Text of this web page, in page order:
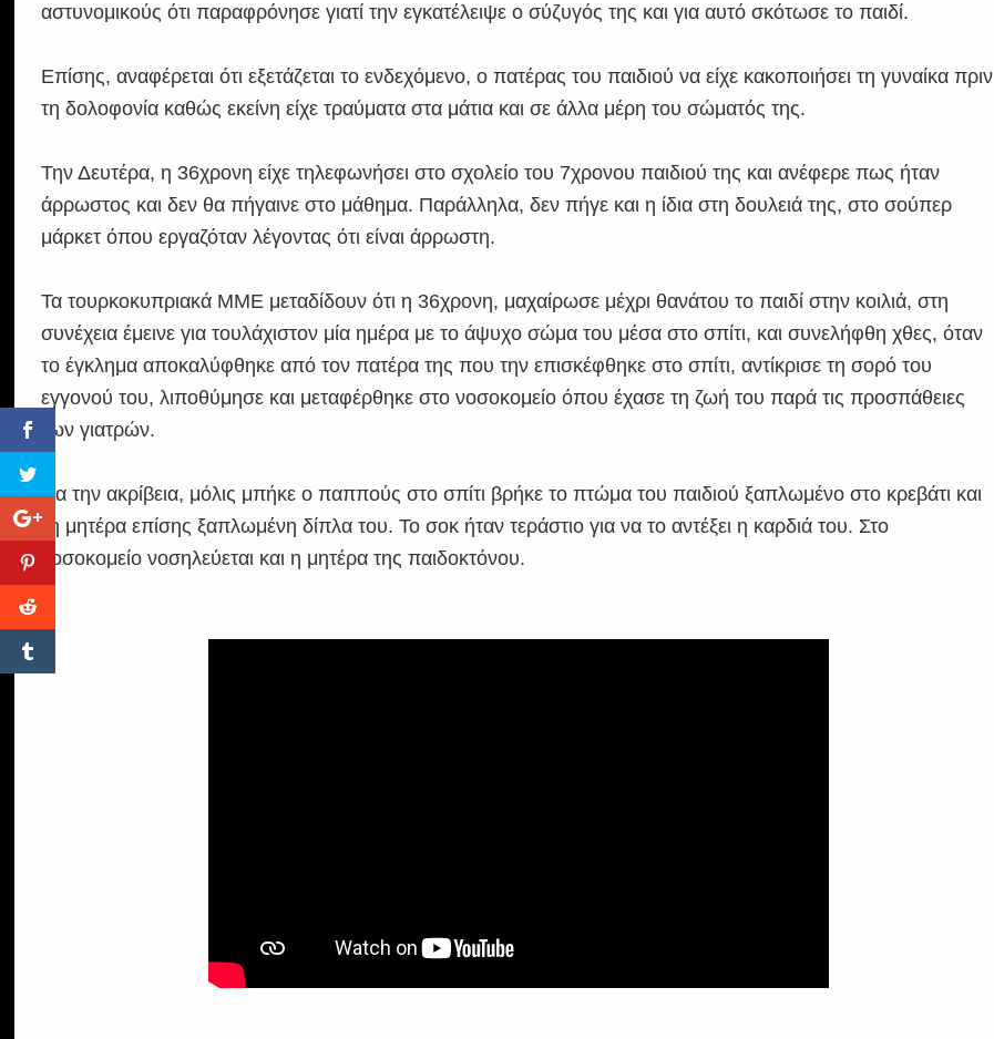
αστυνομικούς ότι παραφρόνησε γιατί την εγκατέλειψε ο σύζυγός της και για αυτό σκότωσε το παιδί.
Επίσης, αναφέρεται ότι εξετάζεται το ενδεχόμενο, ο πατέρας του παιδιού να είχε κακοποιήσει τη γυναίκα πριν
τη δολοφονία καθώς εκείνη είχε τραύματα στα μάτια και σε άλλα μέρη του σώματός της.
Την Δευτέρα, η 36χρονη είχε τηλεφωνήσει στο σχολείο του 7χρονου παιδιού της και ανέφερε πως ήταν
άρρωστος και δεν θα πήγαινε στο μάθημα. Παράλληλα, δεν πήγε και η ίδια στη δουλειά της, στο σούπερ
μάρκετ όπου εργαζόταν λέγοντας ότι είναι άρρωστη.
Τα τουρκοκυπριακά ΜΜΕ μεταδίδουν ότι η 36χρονη, μαχαίρωσε μέχρι θανάτου το παιδί στην κοιλιά, στη
συνέχεια έμεινε για τουλάχιστον μία ημέρα με το άψυχο σώμα του μέσα στο σπίτι, και συνελήφθη χθες, όταν
το έγκλημα αποκαλύφθηκε από τον πατέρα της που την επισκέφθηκε στο σπίτι, αντίκρισε τη σορό του
εγγονού του, λιποθύμησε και μεταφέρθηκε στο νοσοκομείο όπου έχασε τη ζωή του παρά τις προσπάθειες
των γιατρών.
Για την ακρίβεια, μόλις μπήκε ο παππούς στο σπίτι βρήκε το πτώμα του παιδιού ξαπλωμένο στο κρεβάτι και
τη μητέρα επίσης ξαπλωμένη δίπλα του. Το σοκ ήταν τεράστιο για να το αντέξει η καρδιά του. Στο
νοσοκομείο νοσηλεύεται και η μητέρα της παιδοκτόνου.